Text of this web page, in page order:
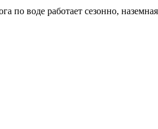
по воде работает сезонно,